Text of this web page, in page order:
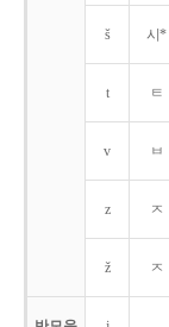
š 시*
t ㅌ
v ㅂ
z ㅈ
ž ㅈ